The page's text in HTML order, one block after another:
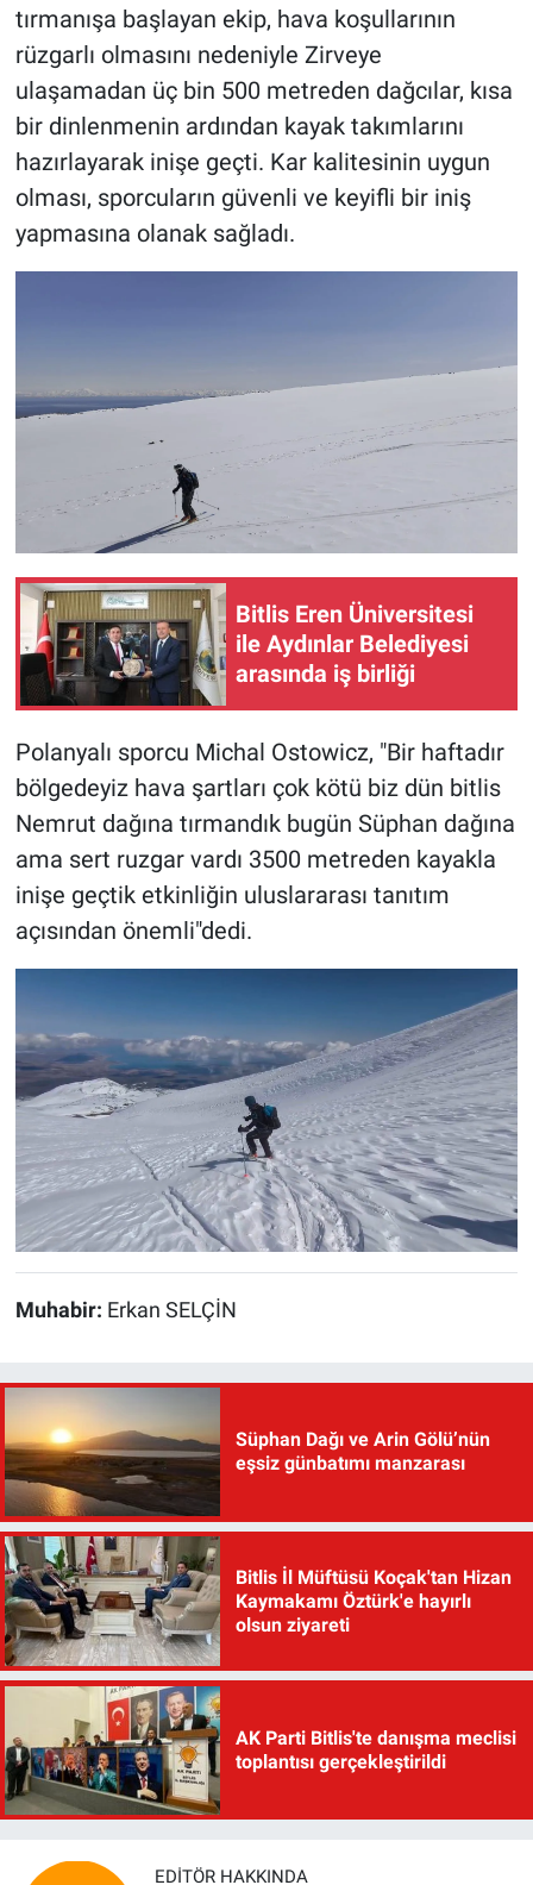
tırmanışa başlayan ekip, hava koşullarının
rüzgarlı olmasını nedeniyle Zirveye
ulaşamadan üç bin 500 metreden dağcılar, kısa
bir dinlenmenin ardından kayak takımlarını
hazırlayarak inişe geçti. Kar kalitesinin uygun
olması, sporcuların güvenli ve keyifli bir iniş
yapmasına olanak sağladı.
Bitlis Eren Üniversitesi
ile Aydınlar Belediyesi
arasında iş birliği
Polanyalı sporcu Michal Ostowicz, "Bir haftadır
bölgedeyiz hava şartları çok kötü biz dün bitlis
Nemrut dağına tırmandık bugün Süphan dağına
ama sert ruzgar vardı 3500 metreden kayakla
inişe geçtik etkinliğin uluslararası tanıtım
açısından önemli"dedi.
Muhabir: Erkan SELÇİN
Süphan Dağı ve Arin Gölü’nün
eşsiz günbatımı manzarası
Bitlis İl Müftüsü Koçak'tan Hizan
Kaymakamı Öztürk'e hayırlı
olsun ziyareti
AK Parti Bitlis'te danışma meclisi
toplantısı gerçekleştirildi
EDITÖR HAKKINDA